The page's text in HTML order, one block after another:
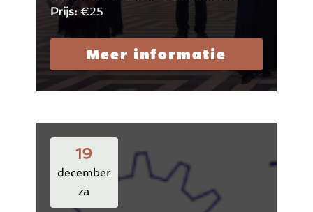
Prijs: €25
Meer informatie
19
december
za